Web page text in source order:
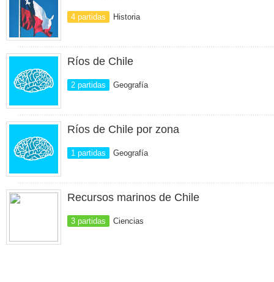
4 partidas Historia
Ríos de Chile
2 partidas Geografía
Ríos de Chile por zona
1 partidas Geografía
Recursos marinos de Chile
3 partidas Ciencias